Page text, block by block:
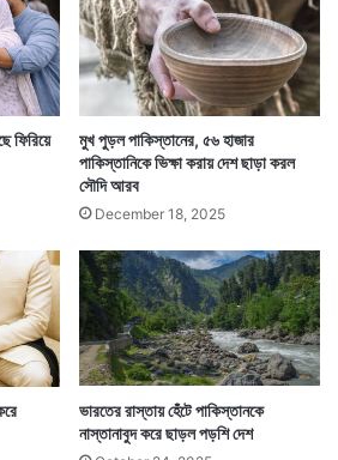
পর পাকিস্তান পিপলস পার্টি-র
পাকিস্তানের আম জনতাকে অভিনন্দন
স্বাগত। প্রসঙ্গত ইমরান খানের
ছিল নয়া পাকিস্তান। অর্থাৎ নতুন
দিলেন বিলাওয়াল। — সংবাদ সংস্থার
ফিরিয়ে
মুখ পুড়ল পাকিস্তানের, ৫৬ হাজার
পাকিস্তানিকে ভিক্ষা করায় দেশ ছাড়া করল
সৌদি আরব
December 18, 2025
ভারতের রাস্তায় হেঁটে পাকিস্তানকে
নাস্তানাবুদ করে ছাড়ল পড়শি দেশ